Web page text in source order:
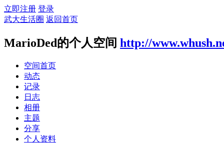
立即注册 登录
武大生活圈 返回首页
MarioDed的个人空间 http://
空间首页
动态
记录
日志
相册
主题
分享
个人资料